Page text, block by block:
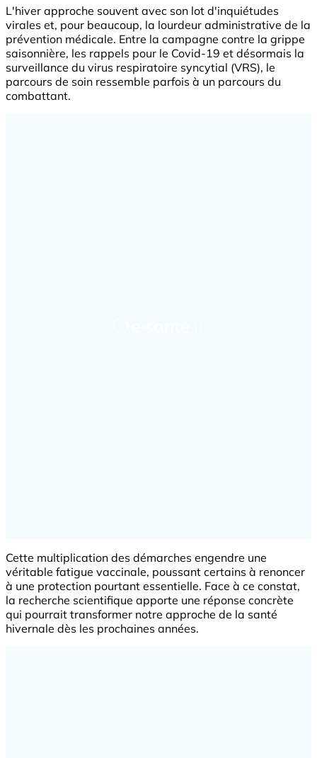
L'hiver approche souvent avec son lot d'inquiétudes
virales et, pour beaucoup, la lourdeur administrative de la
prévention médicale. Entre la campagne contre la grippe
saisonnière, les rappels pour le Covid-19 et désormais la
surveillance du virus respiratoire syncytial (VRS), le
parcours de soin ressemble parfois à un parcours du
combattant.
Cette multiplication des démarches engendre une
véritable fatigue vaccinale, poussant certains à renoncer
à une protection pourtant essentielle. Face à ce constat,
la recherche scientifique apporte une réponse concrète
qui pourrait transformer notre approche de la santé
hivernale dès les prochaines années.